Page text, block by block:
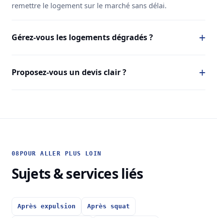
remettre le logement sur le marché sans délai.
Gérez-vous les logements dégradés ?
Proposez-vous un devis clair ?
08 POUR ALLER PLUS LOIN
Sujets & services liés
Après expulsion Après squat